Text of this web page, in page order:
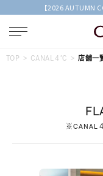
【2026 AUTUMN
#ダイヤ
#エタニティ #ジュ
TOP CANAL４℃ 店舗一
※CANAL